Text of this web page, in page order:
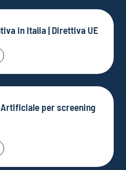
in Italia | Direttiva UE
Artificiale per screening